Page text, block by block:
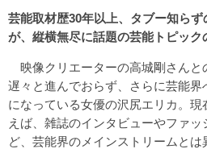
芸能取材歴30年以上、タブー知ら
が、縦横無尽に話題の芸能トピック
映像クリエーターの高城剛さんと
遅々と進んでおらず、さらに芸能
になっている女優の沢尻エリカ。
えば、雑誌のインタビューやファ
ど、芸能界のメインストリームとは